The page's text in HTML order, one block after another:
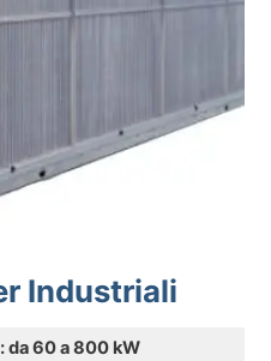
Industriali
da 60 a 800 kW